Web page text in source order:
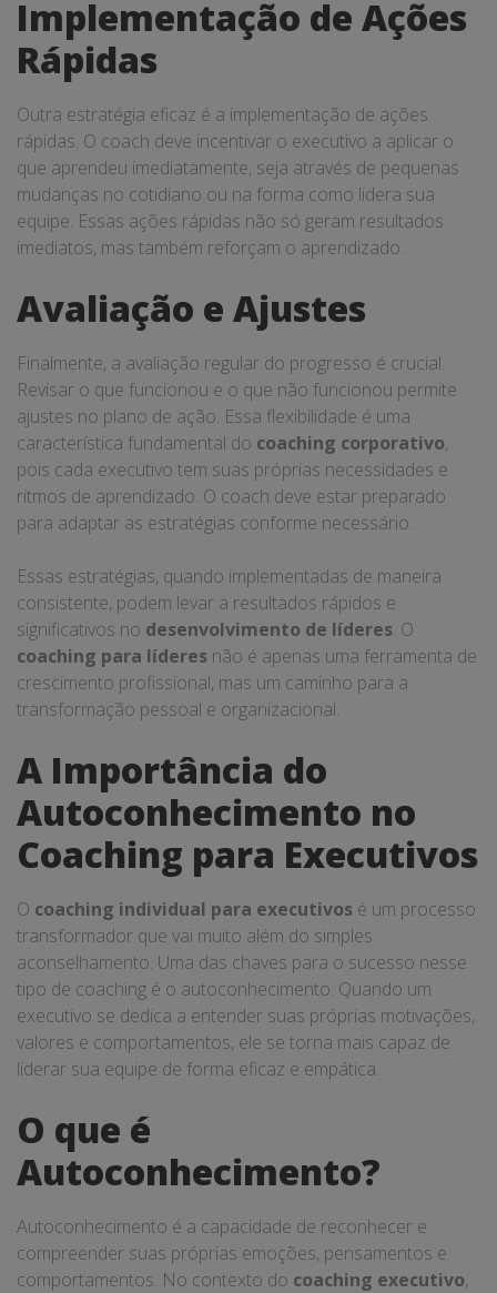
Implementação de Ações
Rápidas
Outra estratégia eficaz é a implementação de ações
rápidas. O coach deve incentivar o executivo a aplicar o
que aprendeu imediatamente, seja através de pequenas
mudanças no cotidiano ou na forma como lidera sua
equipe. Essas ações rápidas não só geram resultados
imediatos, mas também reforçam o aprendizado.
Avaliação e Ajustes
Finalmente, a avaliação regular do progresso é crucial.
Revisar o que funcionou e o que não funcionou permite
ajustes no plano de ação. Essa flexibilidade é uma
característica fundamental do coaching corporativo,
pois cada executivo tem suas próprias necessidades e
ritmos de aprendizado. O coach deve estar preparado
para adaptar as estratégias conforme necessário.
Essas estratégias, quando implementadas de maneira
consistente, podem levar a resultados rápidos e
significativos no desenvolvimento de líderes. O
coaching para líderes não é apenas uma ferramenta de
crescimento profissional, mas um caminho para a
transformação pessoal e organizacional.
A Importância do
Autoconhecimento no
Coaching para Executivos
O coaching individual para executivos é um processo
transformador que vai muito além do simples
aconselhamento. Uma das chaves para o sucesso nesse
tipo de coaching é o autoconhecimento. Quando um
executivo se dedica a entender suas próprias motivações,
valores e comportamentos, ele se torna mais capaz de
liderar sua equipe de forma eficaz e empática.
O que é
Autoconhecimento?
Autoconhecimento é a capacidade de reconhecer e
compreender suas próprias emoções, pensamentos e
comportamentos. No contexto do coaching executivo,